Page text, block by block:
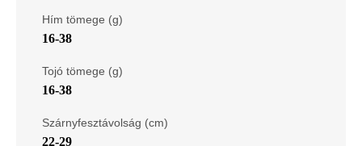
Hím tömege (g)
16-38
Tojó tömege (g)
16-38
Szárnyfesztávolság (cm)
22-29